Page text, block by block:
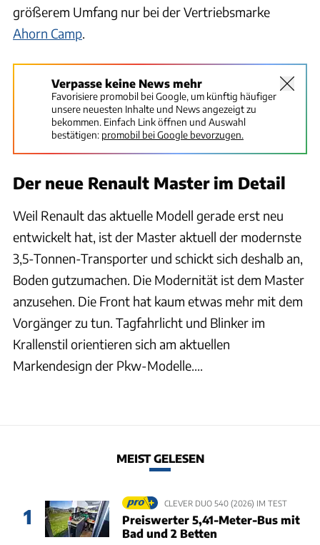
größerem Umfang nur bei der Vertriebsmarke
Ahorn Camp.
Verpasse keine News mehr
Favorisiere promobil bei Google, um künftig häufiger
unsere neuesten Inhalte und News angezeigt zu
bekommen. Einfach Link öffnen und Auswahl
bestätigen: promobil bei Google bevorzugen.
Der neue Renault Master im Detail
Weil Renault das aktuelle Modell gerade erst neu
entwickelt hat, ist der Master aktuell der modernste
3,5-Tonnen-Transporter und schickt sich deshalb an,
Boden gutzumachen. Die Modernität ist dem Master
anzusehen. Die Front hat kaum etwas mehr mit dem
Vorgänger zu tun. Tagfahrlicht und Blinker im
Krallenstil orientieren sich am aktuellen
Markendesign der Pkw-Modelle....
MEIST GELESEN
1
CLEVER DUO 540 (2026) IM TEST
Preiswerter 5,41-Meter-Bus mit
Bad und 2 Betten